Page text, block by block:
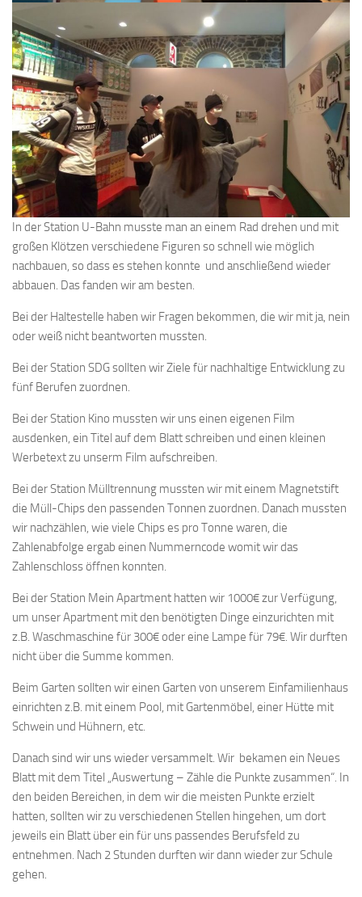
In der Station U-Bahn musste man an einem Rad drehen und mit
großen Klötzen verschiedene Figuren so schnell wie möglich
nachbauen, so dass es stehen konnte und anschließend wieder
abbauen. Das fanden wir am besten.
Bei der Haltestelle haben wir Fragen bekommen, die wir mit ja, nein
oder weiß nicht beantworten mussten.
Bei der Station SDG sollten wir Ziele für nachhaltige Entwicklung zu
fünf Berufen zuordnen.
Bei der Station Kino mussten wir uns einen eigenen Film
ausdenken, ein Titel auf dem Blatt schreiben und einen kleinen
Werbetext zu unserm Film aufschreiben.
Bei der Station Mülltrennung mussten wir mit einem Magnetstift
die Müll-Chips den passenden Tonnen zuordnen. Danach mussten
wir nachzählen, wie viele Chips es pro Tonne waren, die
Zahlenabfolge ergab einen Nummerncode womit wir das
Zahlenschloss öffnen konnten.
Bei der Station Mein Apartment hatten wir 1000€ zur Verfügung,
um unser Apartment mit den benötigten Dinge einzurichten mit
z.B. Waschmaschine für 300€ oder eine Lampe für 79€. Wir durften
nicht über die Summe kommen.
Beim Garten sollten wir einen Garten von unserem Einfamilienhaus
einrichten z.B. mit einem Pool, mit Gartenmöbel, einer Hütte mit
Schwein und Hühnern, etc.
Danach sind wir uns wieder versammelt. Wir bekamen ein Neues
Blatt mit dem Titel „Auswertung – Zähle die Punkte zusammen“. In
den beiden Bereichen, in dem wir die meisten Punkte erzielt
hatten, sollten wir zu verschiedenen Stellen hingehen, um dort
jeweils ein Blatt über ein für uns passendes Berufsfeld zu
entnehmen. Nach 2 Stunden durften wir dann wieder zur Schule
gehen.